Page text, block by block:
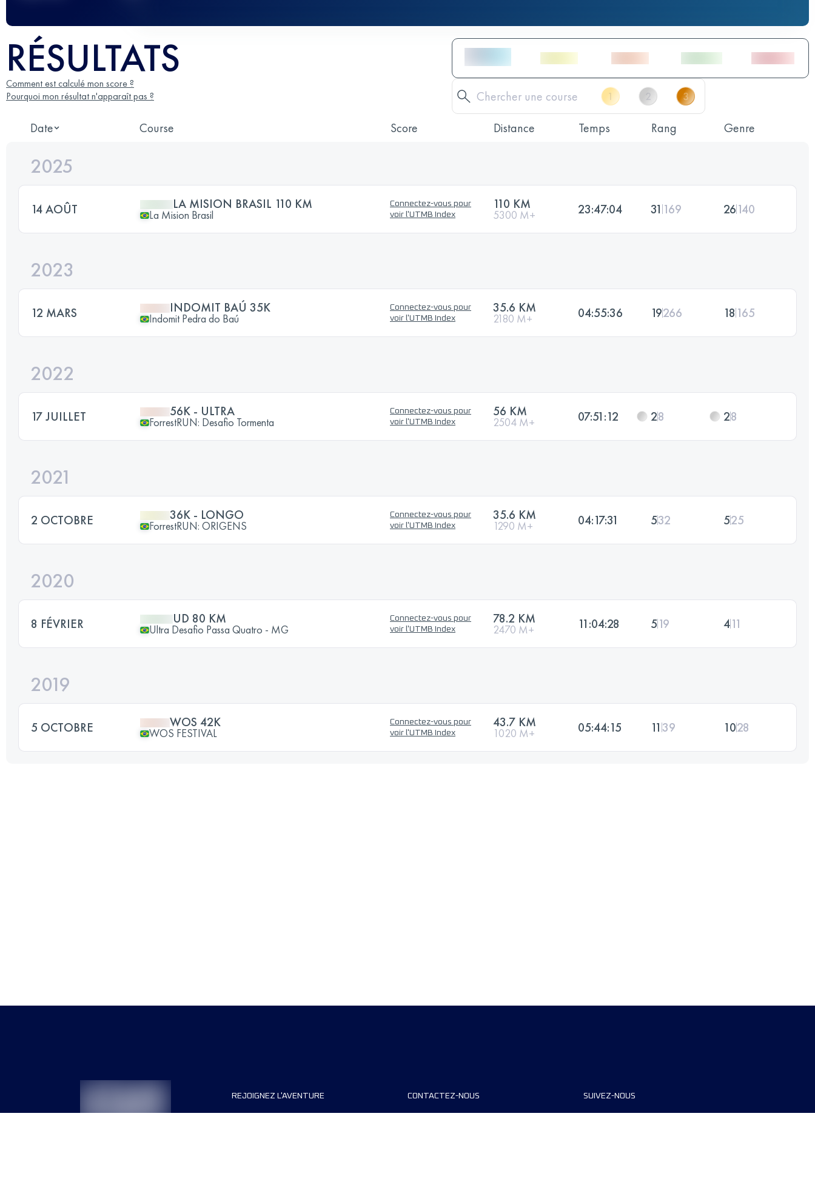
RÉSULTATS
Comment est calculé mon score ?
Pourquoi mon résultat n'apparaît pas ?
Date Course Score Distance Temps Rang Genre
2025
14 AOÛT LA MISION BRASIL 110 KM
La Mision Brasil
Connectez-vous pour
voir l'UTMB Index
110 KM
5300 M+ 23:47:04 31 169 26140
2023
12 MARS INDOMIT BAÚ 35K
Indomit Pedra do Baú
Connectez-vous pour
voir l'UTMB Index
35.6 KM
2180 M+ 04:55:36 19266 18 165
2022
17 JUILLET 56K - ULTRA
ForrestRUN: Desafio Tormenta
Connectez-vous pour
voir l'UTMB Index
56 KM
2504 M+ 07:51:12 28 28
2021
2 OCTOBRE 36K - LONGO
ForrestRUN: ORIGENS
Connectez-vous pour
voir l'UTMB Index
35.6 KM
1290 M+ 04:17:31 532 525
2020
8 FÉVRIER UD 80 KM
Ultra Desafio Passa Quatro - MG
Connectez-vous pour
voir l'UTMB Index
78.2 KM
2470 M+ 11:04:28 519 411
2019
5 OCTOBRE WOS 42K
WOS FESTIVAL
Connectez-vous pour
voir l'UTMB Index
43.7 KM
1020 M+ 05:44:15 1139 1028
REJOIGNEZ L'AVENTURE CONTACTEZ-NOUS SUIVEZ-NOUS